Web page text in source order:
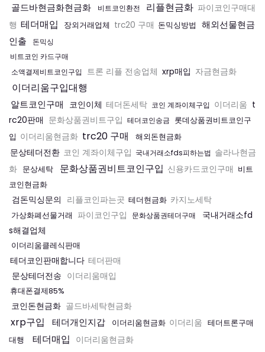
골드바현금화현금화 비트코인환전 리플현금화 파이코인구매대
행 테더매입 장외거래업체 trc20 구매 돈믹싱방법 해외선물현금
인출
돈믹싱
비트코인 카드구매
소액결제비트코인구입 트론 리플 전송업체 xrp매입 자금현금화
이더리움구입대행
알트코인구매 코인이체 테더돈세탁 코인 계좌이체구입 이더리움 t
rc20판매 문화상품권비트구입 테더코인송금 롯데상품권비트코인구
입 이더리움현금화 trc20 구매 해외돈현금화
문상테더전환 코인 계좌이체구입 국내거래소fds피하는법 솔라나현금
화 문상세탁 문화상품권비트코인구입 신용카드코인구매 비트
코인현금화
검돈믹싱문의 리플코인파는곳 테더현금화 카지노세탁
가상화폐선물거래 파이코인구입 문화상품권테더구매
국내거래소fd
s해결업체
이더리움클레식판매
테더코인판매합니다 테더판매
문상테더전송 이더리움매입
휴대폰결제85%
코인돈현금화 골드바세탁현금화
xrp구입 테더개인지갑 이더리움현금화 이더리움 테더트론구매
대행
테더매입 이더리움현금화